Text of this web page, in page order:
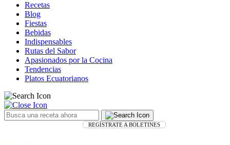
Recetas
Blog
Fiestas
Bebidas
Indispensables
Rutas del Sabor
Apasionados por la Cocina
Tendencias
Platos Ecuatorianos
REGÍSTRATE A BOLETINES